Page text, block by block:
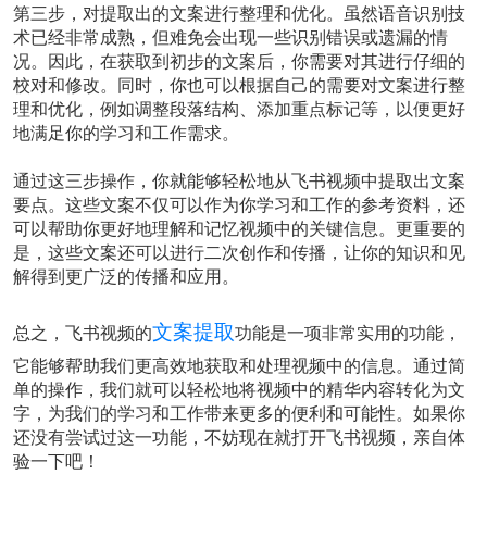
第三步，对提取出的文案进行整理和优化。虽然语音识别技
术已经非常成熟，但难免会出现一些识别错误或遗漏的情
况。因此，在获取到初步的文案后，你需要对其进行仔细的
校对和修改。同时，你也可以根据自己的需要对文案进行整
理和优化，例如调整段落结构、添加重点标记等，以便更好
地满足你的学习和工作需求。
通过这三步操作，你就能够轻松地从飞书视频中提取出文案
要点。这些文案不仅可以作为你学习和工作的参考资料，还
可以帮助你更好地理解和记忆视频中的关键信息。更重要的
是，这些文案还可以进行二次创作和传播，让你的知识和见
解得到更广泛的传播和应用。
总之，飞书视频的文案提取功能是一项非常实用的功能，
它能够帮助我们更高效地获取和处理视频中的信息。通过简
单的操作，我们就可以轻松地将视频中的精华内容转化为文
字，为我们的学习和工作带来更多的便利和可能性。如果你
还没有尝试过这一功能，不妨现在就打开飞书视频，亲自体
验一下吧！